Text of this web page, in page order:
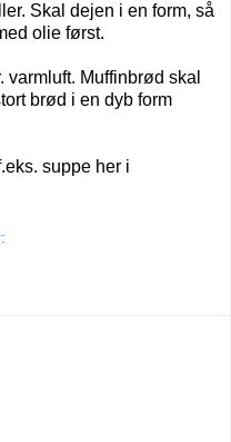
Skal dejen i en form, så
olie først.
varmluft. Muffinbrød skal
brød i en dyb form
suppe her i